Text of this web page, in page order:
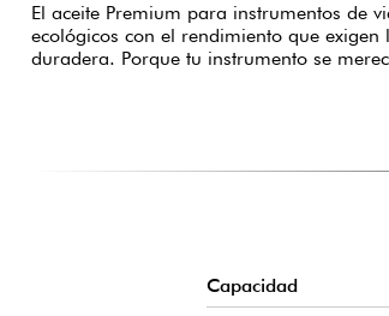
El aceite Premium para instrumentos de
ecológicos con el rendimiento que
duradera. Porque tu instrumento se
Capacidad